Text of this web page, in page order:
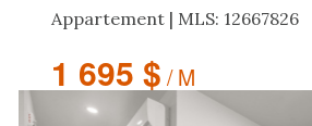
Appartement | MLS: 12667826
1 695 $ / M